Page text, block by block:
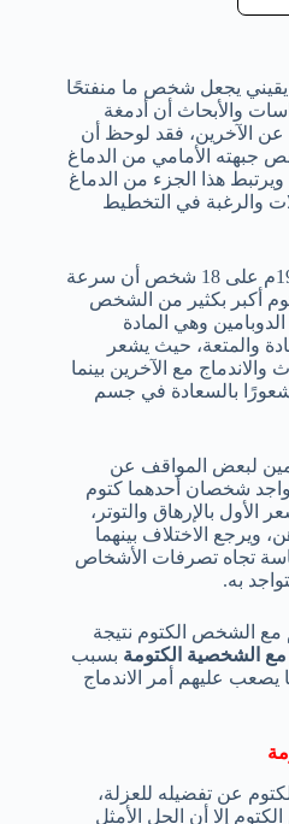
يجعل شخص ما منفتحًا
والأبحاث أن أدمغة
عن الآخرين، فقد لوحظ أن
جبهته الأمامي من الدماغ
هذا الجزء من الدماغ
والرغبة في التخطيط
وقد أثبتت دراسة أجريت عام 1999م على 18 شخص أن سرعة
أكبر بكثير من الشخص
وهي المادة
والمتعة، حيث يشعر
مع الآخرين بينما
بالسعادة في جسم
لبعض المواقف عن
شخصان أحدهما كتوم
بالإرهاق والتوتر،
ويرجع الاختلاف بينهما
تجاه تصرفات الأشخاص
به.
مع الشخص الكتوم نتيجة
الشخصية الكتومة بسبب
يصعب عليهم أمر الاندماج
عن تفضيله للعزلة،
إلا أن الحل الأمثل